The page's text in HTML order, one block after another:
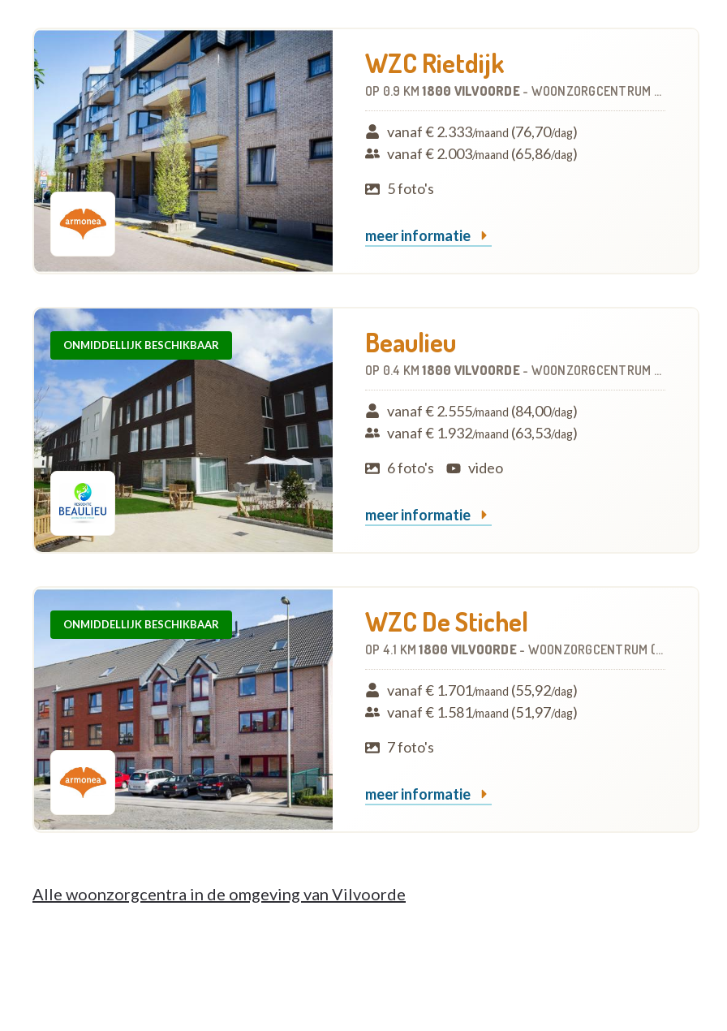
WZC Rietdijk
OP 0.9 KM 1800 VILVOORDE - WOONZORGCENTRUM (WZC)
vanaf € 2.333/maand (76,70/dag)
vanaf € 2.003/maand (65,86/dag)
5 foto's
meer informatie
ONMIDDELLIJK BESCHIKBAAR Beaulieu
OP 0.4 KM 1800 VILVOORDE - WOONZORGCENTRUM (WZC)
vanaf € 2.555/maand (84,00/dag)
vanaf € 1.932/maand (63,53/dag)
6 foto's
video
meer informatie
ONMIDDELLIJK BESCHIKBAAR WZC De Stichel
OP 4.1 KM 1800 VILVOORDE - WOONZORGCENTRUM (WZC)
vanaf € 1.701/maand (55,92/dag)
vanaf € 1.581/maand (51,97/dag)
7 foto's
meer informatie
Alle woonzorgcentra in de omgeving van Vilvoorde